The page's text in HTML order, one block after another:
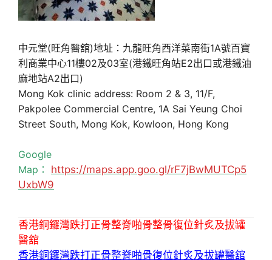
中元堂(旺角醫舘)地址：九龍旺角西洋菜南街1A號百寶
利商業中心11樓02及03室(港鐵旺角站E2出口或港鐵油
麻地站A2出口)
Mong Kok clinic address: Room 2 & 3, 11/F,
Pakpolee Commercial Centre, 1A Sai Yeung Choi
Street South, Mong Kok, Kowloon, Hong Kong
Google
Map： https://maps.app.goo.gl/rF7jBwMUTCp5
UxbW9
香港銅鑼灣跌打正骨整脊啪骨整骨復位針炙及拔罐
醫舘
香港銅鑼灣跌打正骨整脊啪骨復位針炙及拔罐醫舘